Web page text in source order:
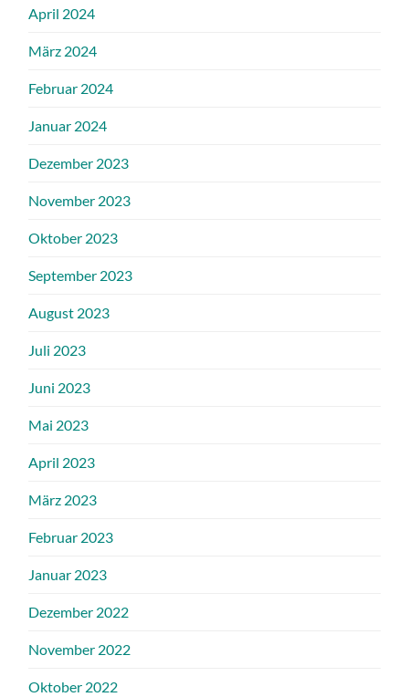
April 2024
März 2024
Februar 2024
Januar 2024
Dezember 2023
November 2023
Oktober 2023
September 2023
August 2023
Juli 2023
Juni 2023
Mai 2023
April 2023
März 2023
Februar 2023
Januar 2023
Dezember 2022
November 2022
Oktober 2022